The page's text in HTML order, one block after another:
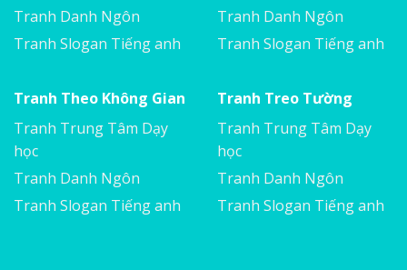
Tranh Danh Ngôn
Tranh Slogan Tiếng anh
Tranh Danh Ngôn
Tranh Slogan Tiếng anh
Tranh Theo Không Gian
Tranh Trung Tâm Dạy
học
Tranh Danh Ngôn
Tranh Slogan Tiếng anh
Tranh Treo Tường
Tranh Trung Tâm Dạy
học
Tranh Danh Ngôn
Tranh Slogan Tiếng anh